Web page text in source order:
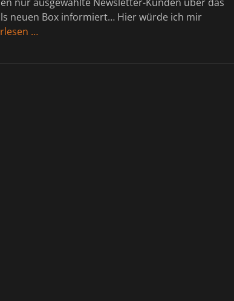
neuen Box informiert… Hier würde ich mir
…